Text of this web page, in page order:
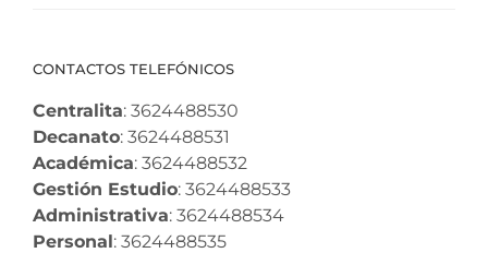
CONTACTOS TELEFÓNICOS
Centralita: 3624488530
Decanato: 3624488531
Académica: 3624488532
Gestión Estudio: 3624488533
Administrativa: 3624488534
Personal: 3624488535